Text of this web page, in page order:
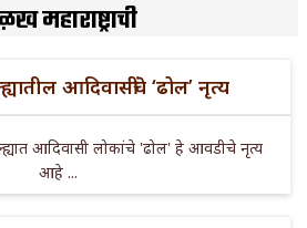
आदिवासींचे ‘ढोल’ नृत्य
आदिवासी लोकांचे 'ढोल' हे आवडीचे नृत्य
आहे ...